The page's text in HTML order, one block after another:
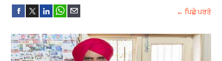
← ਪਿਛੇ ਪਰਤੋ